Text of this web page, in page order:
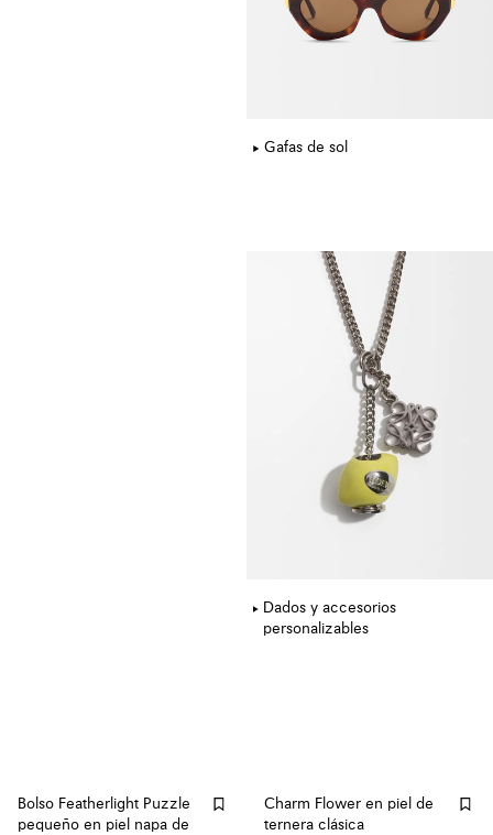
Gafas de sol
Dados y accesorios
personalizables
Bolso Featherlight Puzzle
pequeño en piel napa de
Charm Flower en piel de
ternera clásica